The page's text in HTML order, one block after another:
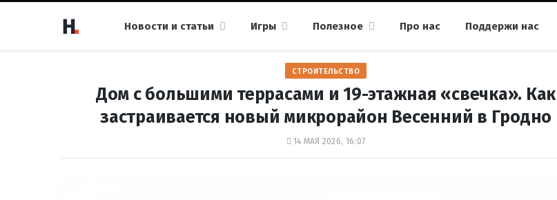
Новости и статьи Игры Полезное Про нас Поддержи нас
СТРОИТЕЛЬСТВО
Дом с большими террасами и 19-этажная «свечка». Как
застраивается новый микрорайон Весенний в Гродно
14 МАЯ 2026, 16:07